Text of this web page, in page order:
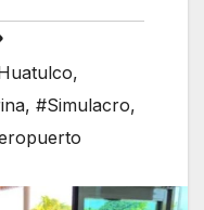
,
, #Simulacro,